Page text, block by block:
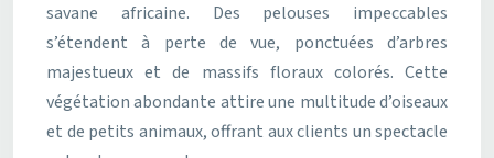
savane africaine. Des pelouses impeccables
s’étendent à perte de vue, ponctuées d’arbres
majestueux et de massifs floraux colorés. Cette
végétation abondante attire une multitude d’oiseaux
et de petits animaux, offrant aux clients un spectacle